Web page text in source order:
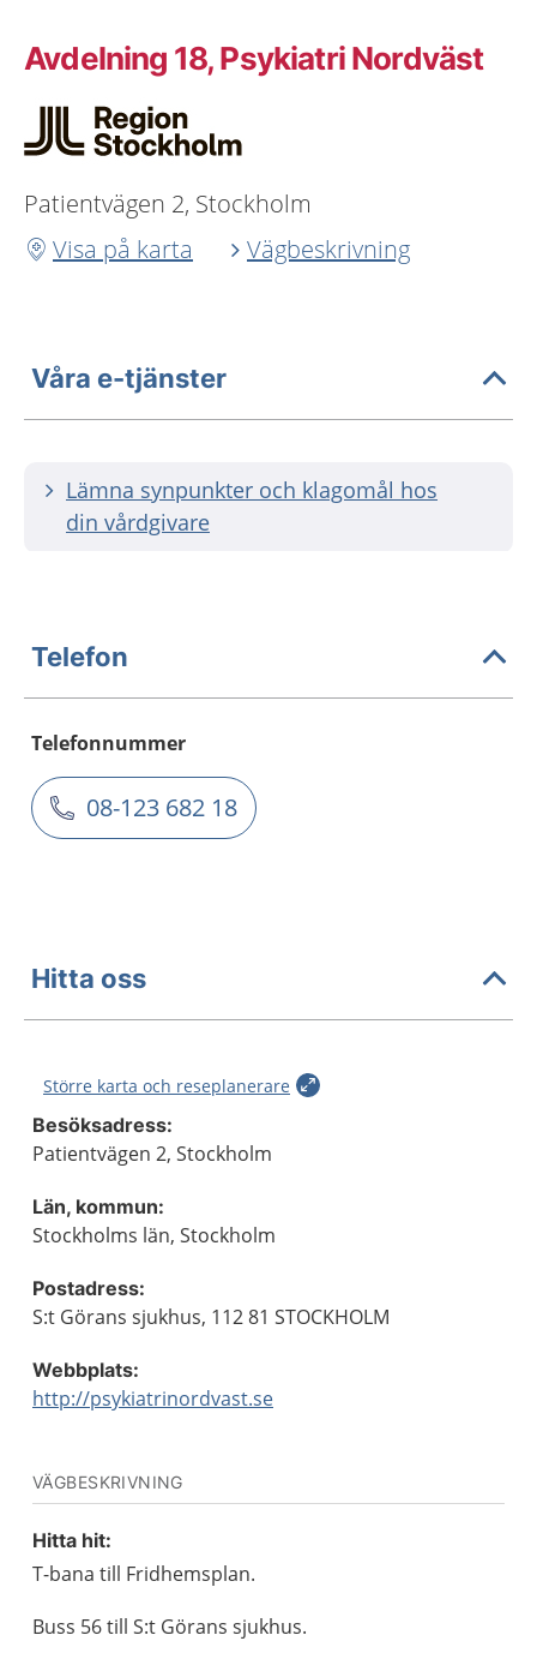
Avdelning 18, Psykiatri Nordväst
Patientvägen 2, Stockholm
Visa på karta
Vägbeskrivning
Våra e-tjänster
Lämna synpunkter och klagomål hos
din vårdgivare
Telefon
Telefonnummer
08-123 682 18
Hitta oss
Större karta och reseplanerare
Besöksadress:
Patientvägen 2, Stockholm
Län, kommun:
Stockholms län, Stockholm
Postadress:
S:t Görans sjukhus, 112 81 STOCKHOLM
Webbplats:
http://psykiatrinordvast.se
VÄGBESKRIVNING
Hitta hit:
T-bana till Fridhemsplan.
Buss 56 till S:t Görans sjukhus.